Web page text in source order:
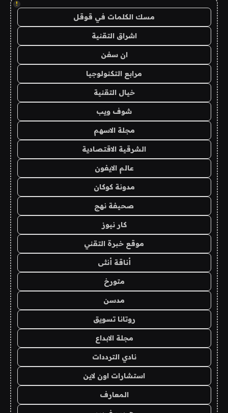
!
مسك الكلمات في قوقل
اشراق التقنية
ان سفن
مرابع التكنولوجيا
خيال التقنية
شوف ويب
مجلة الاسهم
الشرقية الاقتصادية
عالم الايفون
مدونة كوكان
صحيفة نهج
كار نيوز
موقع خبرة التقني
أناقة أنثى
متورخ
مدسن
روتانا تسويق
مجلة الابداع
نادي الترددات
استشارات اون لاين
المعارف